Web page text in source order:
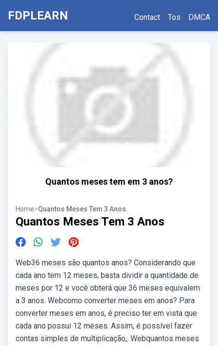
FDPLEARN Contact Tos DMCA
Quantos meses tem em 3 anos?
Home>Quantos Meses Tem 3 Anos
Quantos Meses Tem 3 Anos
Web36 meses são quantos anos? Considerando que
cada ano tem 12 meses, basta dividir a quantidade de
meses por 12 e você obterá que 36 meses equivalem
a 3 anos. Webcomo converter meses em anos? Para
converter meses em anos, é preciso ter em vista que
cada ano possui 12 meses. Assim, é possível fazer
contas simples de multiplicação,. Webquantos meses